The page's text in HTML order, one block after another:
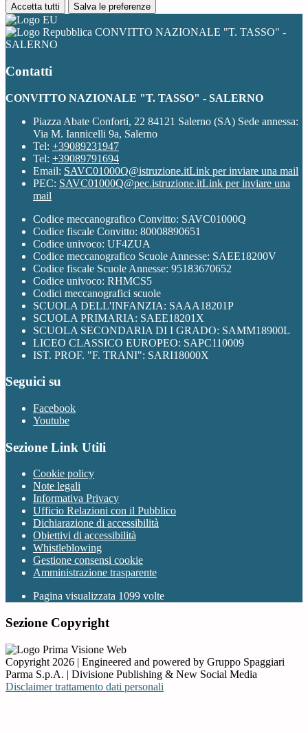
Accetta tutti Salva le preferenze
CONVITTO NAZIONALE "T. TASSO" -
SALERNO
Contatti
CONVITTO NAZIONALE "T. TASSO" - SALERNO
Piazza Abate Conforti, 22 84121 Salerno (SA) Sede annessa:
Via M. Iannicelli 9a, Salerno
Tel: +39089231947
Tel: +39089791694
Email: SAVC01000Q@istruzione.itLink per inviare una mail
PEC: SAVC01000Q@pec.istruzione.itLink per inviare una
mail
Codice meccanografico Convitto: SAVC01000Q
Codice fiscale Convitto: 80008890651
Codice univoco: UF4ZUA
Codice meccanografico Scuole Annesse: SAEE18200V
Codice fiscale Scuole Annesse: 95183670652
Codice univoco: RHMCS5
Codici meccanografici scuole
SCUOLA DELL'INFANZIA: SAAA18201P
SCUOLA PRIMARIA: SAEE18201X
SCUOLA SECONDARIA DI I GRADO: SAMM18900L
LICEO CLASSICO EUROPEO: SAPC110009
IST. PROF. "F. TRANI": SARI18000X
Seguici su
Facebook
Youtube
Sezione Link Utili
Cookie policy
Note legali
Informativa Privacy
Ufficio Relazioni con il Pubblico
Dichiarazione di accessibilità
Obiettivi di accessibilità
Whistleblowing
Gestione consensi cookie
Amministrazione trasparente
Pagina visualizzata 1099 volte
Sezione Copyright
Copyright 2026 | Engineered and powered by Gruppo Spaggiari
Parma S.p.A. | Divisione Publishing & New Social Media
Disclaimer trattamento dati personali